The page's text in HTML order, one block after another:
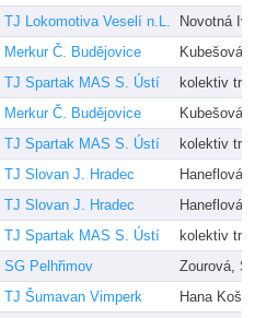
TJ Lokomotiva Veselí n.L.
Novotná Iva
Merkur Č. Budějovice
Kubešová
TJ Spartak MAS S. Ústí
kolektiv
Merkur Č. Budějovice
Kubešová
TJ Spartak MAS S. Ústí
kolektiv
TJ Slovan J. Hradec
Haneflová,
TJ Slovan J. Hradec
Haneflová,
TJ Spartak MAS S. Ústí
kolektiv
SG Pelhřimov
Zourová,
TJ Šumavan Vimperk
Hana